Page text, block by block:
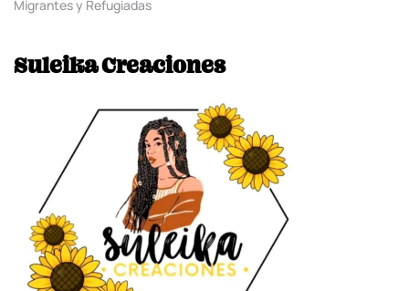
Migrantes y Refugiadas
Suleika Creaciones